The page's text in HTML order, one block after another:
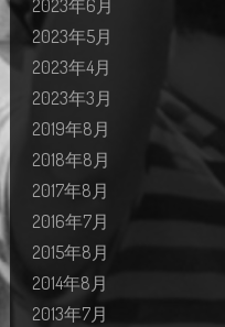
2023年6月
2023年5月
2023年4月
2023年3月
2019年8月
2018年8月
2017年8月
2016年7月
2015年8月
2014年8月
2013年7月